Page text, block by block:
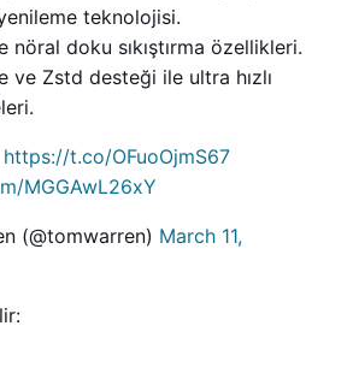
teknolojisi.
nöral doku sıkıştırma özellikleri.
ve Zstd desteği ile ultra hızlı
https://t.co/OFuoOjmS67
MGGAwL26xY
(@tomwarren) March 11,